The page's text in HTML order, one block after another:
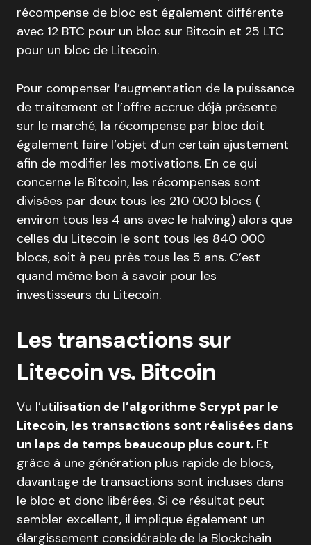
récompense de bloc est également différente
avec 12 BTC pour un bloc sur Bitcoin et 25 LTC
pour un bloc de Litecoin.
Pour compenser l’augmentation de la puissance
de traitement et l’offre accrue déjà présente
sur le marché, la récompense par bloc doit
également faire l’objet d’un certain ajustement
afin de modifier les motivations. En ce qui
concerne le Bitcoin, les récompenses sont
divisées par deux tous les 210 000 blocs (
environ tous les 4 ans avec le halving) alors que
celles du Litecoin le sont tous les 840 000
blocs, soit à peu près tous les 5 ans. C’est
quand même bon à savoir pour les
investisseurs du Litecoin.
Les transactions sur
Litecoin vs. Bitcoin
Vu l’utilisation de l’algorithme Scrypt par le
Litecoin, les transactions sont réalisées dans
un laps de temps beaucoup plus court. Et
grâce à une génération plus rapide de blocs,
davantage de transactions sont incluses dans
le bloc et donc libérées. Si ce résultat peut
sembler excellent, il implique également un
élargissement considérable de la Blockchain